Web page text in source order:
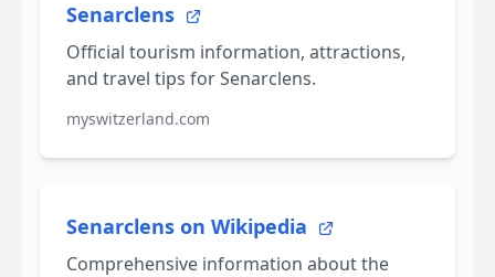
Senarclens
Official tourism information, attractions,
and travel tips for Senarclens.
myswitzerland.com
Senarclens on Wikipedia
Comprehensive information about the